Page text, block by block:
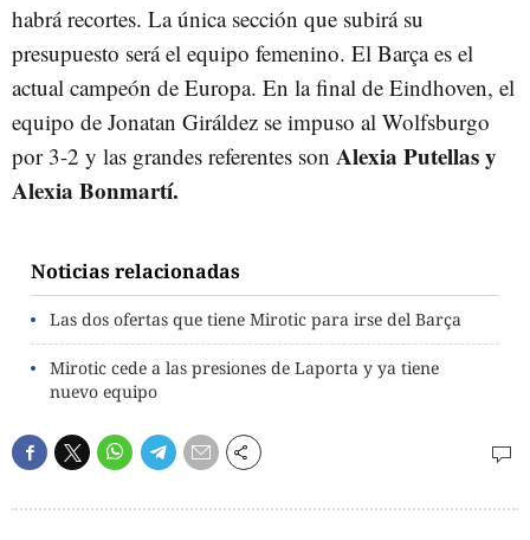
habrá recortes. La única sección que subirá su
presupuesto será el equipo femenino. El Barça es el
actual campeón de Europa. En la final de Eindhoven, el
equipo de Jonatan Giráldez se impuso al Wolfsburgo
por 3-2 y las grandes referentes son Alexia Putellas y
Alexia Bonmartí.
Noticias relacionadas
Las dos ofertas que tiene Mirotic para irse del Barça
Mirotic cede a las presiones de Laporta y ya tiene
nuevo equipo